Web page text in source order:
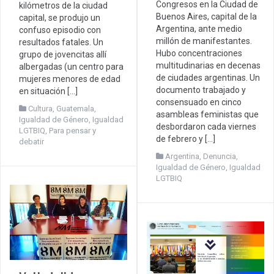
kilómetros de la ciudad
capital, se produjo un
confuso episodio con
resultados fatales. Un
grupo de jovencitas allí
albergadas (un centro para
mujeres menores de edad
en situación […]
Cultura Guatemala
Igualdad de Género Igualdad
LGTBIQ Para pensar y
debatir
Congresos en la Ciudad de
Buenos Aires, capital de la
Argentina, ante medio
millón de manifestantes.
Hubo concentraciones
multitudinarias en decenas
de ciudades argentinas. Un
documento trabajado y
consensuado en cinco
asambleas feministas que
desbordaron cada viernes
de febrero y […]
Argentina Denuncia
Igualdad de Género Igualdad
LGTBIQ